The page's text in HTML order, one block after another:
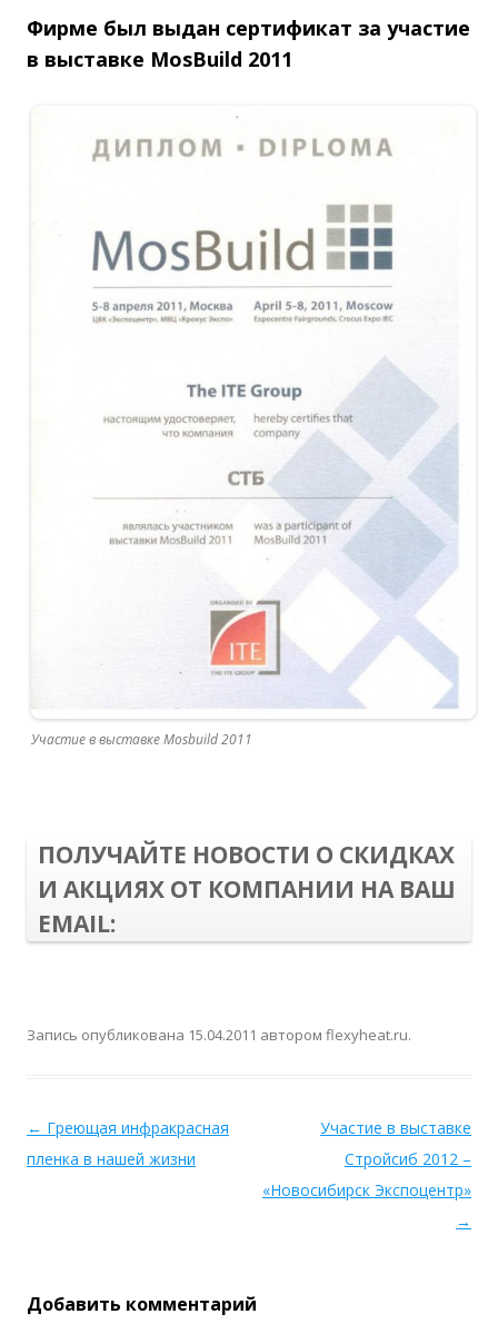
Фирме был выдан сертификат за участие
в выставке MosBuild 2011
Участие в выставке Mosbuild 2011
ПОЛУЧАЙТЕ НОВОСТИ О СКИДКАХ
И АКЦИЯХ ОТ КОМПАНИИ НА ВАШ
EMAIL:
Запись опубликована 15.04.2011 автором flexyheat.ru.
← Греющая инфракрасная
пленка в нашей жизни
Участие в выставке
Стройсиб 2012 –
«Новосибирск Экспоцентр»
→
Добавить комментарий